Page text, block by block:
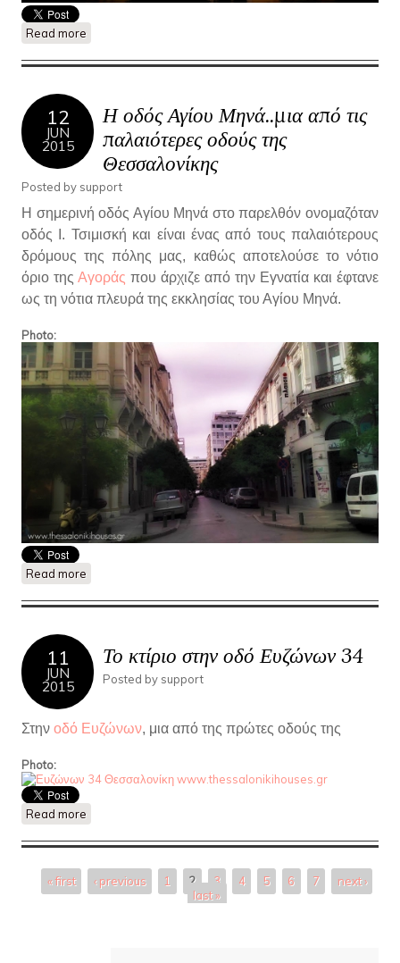
Read more
Βενιζέλου..
12
JUN
2015
Η οδός Αγίου Μηνά..μια από τις
παλαιότερες οδούς της
Θεσσαλονίκης
Posted by support
Η σημερινή οδός Αγίου Μηνά στο παρελθόν ονομαζόταν
οδός Ι. Τσιμισκή και είναι ένας από τους παλαιότερους
δρόμους της πόλης μας, καθώς αποτελούσε το νότιο
όριο της Αγοράς που άρχιζε από την Εγνατία και έφτανε
ως τη νότια πλευρά της εκκλησίας του Αγίου Μηνά.
Photo:
Read more
Θεσσαλονίκης
11
JUN
2015
Το κτίριο στην οδό Ευζώνων 34
Posted by support
Στην οδό Ευζώνων, μια από της πρώτες οδούς της
Photo:
Read more
Pages
« first ‹ previous 1 2 3 4 5 6 7
next ›
last »